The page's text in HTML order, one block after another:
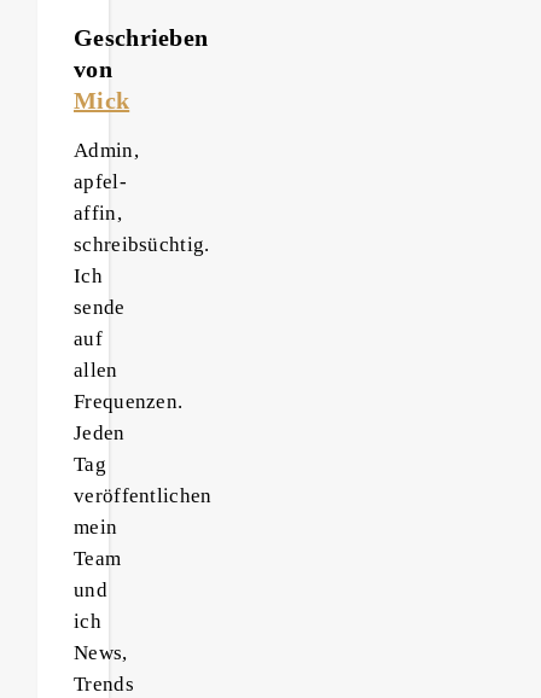
Geschrieben
von
Mick
Admin,
apfel-
affin,
schreibsüchtig.
Ich
sende
auf
allen
Frequenzen.
Jeden
Tag
veröffentlichen
mein
Team
und
ich
News,
Trends